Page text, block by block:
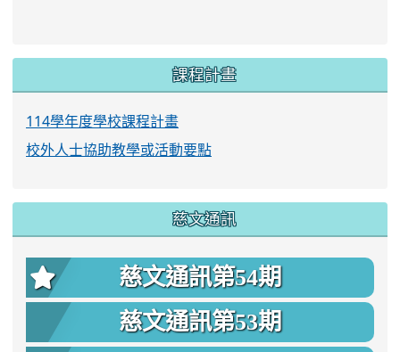
課程計畫
114學年度學校課程計畫
校外人士協助教學或活動要點
慈文通訊
慈文通訊第54期
慈文通訊第53期